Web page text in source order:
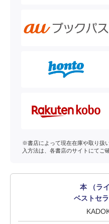
※書店によって現在在庫や取り扱
入方法は、各書店のサイトにてご
本 （ラ
ベストセ